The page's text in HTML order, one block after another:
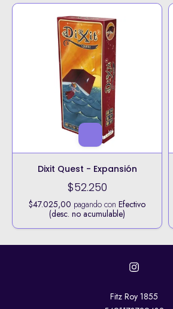
Dixit Quest - Expansión
$52.250
$47.025,00 pagando conEfectivo
(desc. no acumulable)
Fitz Roy 1855